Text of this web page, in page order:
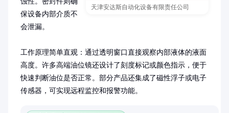
天津安达斯自动化设备有限责任公司
保设备内部介质不
会泄漏。
工作原理简单直观：通过透明窗口直接观察内部液体的液面
高度。许多高端油位镜还设计了刻度标记或颜色指示，便于
快速判断油位是否正常。部分产品还集成了磁性浮子或电子
传感器，可实现远程监控和报警功能。